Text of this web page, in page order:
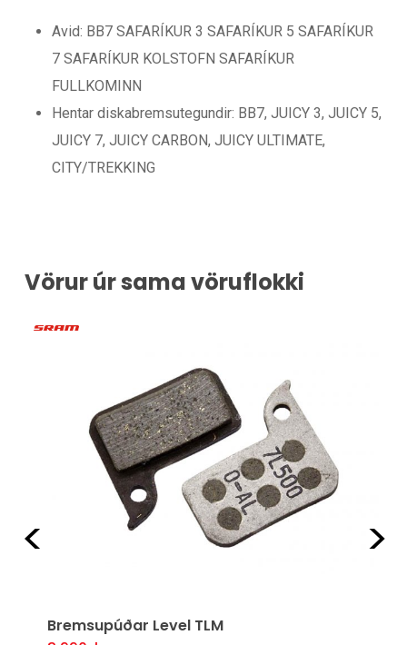
Avid: BB7 SAFARÍKUR 3 SAFARÍKUR 5 SAFARÍKUR
7 SAFARÍKUR KOLSTOFN SAFARÍKUR
FULLKOMINN
Hentar diskabremsutegundir: BB7, JUICY 3, JUICY 5,
JUICY 7, JUICY CARBON, JUICY ULTIMATE,
CITY/TREKKING
Vörur úr sama vöruflokki
Bremsupúðar Level TLM